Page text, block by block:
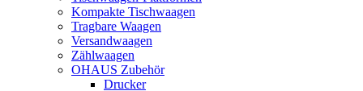
Kompakte Tischwaagen
Tragbare Waagen
Versandwaagen
Zählwaagen
OHAUS Zubehör
Drucker